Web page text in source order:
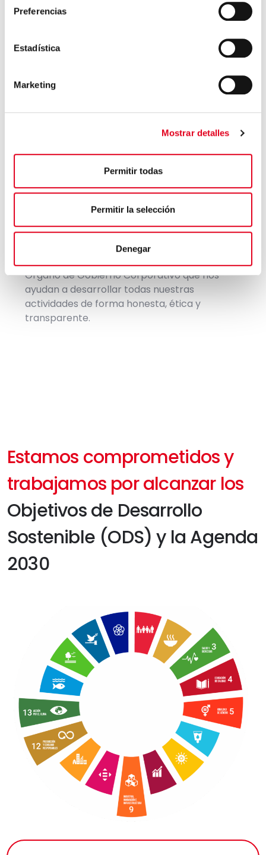
Preferencias
Estadística
Marketing
Mostrar detalles
Permitir todas
Permitir la selección
Denegar
GOBERNANZA
Órgano de Gobierno Corporativo que nos
ayudan a desarrollar todas nuestras
actividades de forma honesta, ética y
transparente.
Estamos comprometidos y
trabajamos por alcanzar los
Objetivos de Desarrollo
Sostenible (ODS) y la Agenda
2030